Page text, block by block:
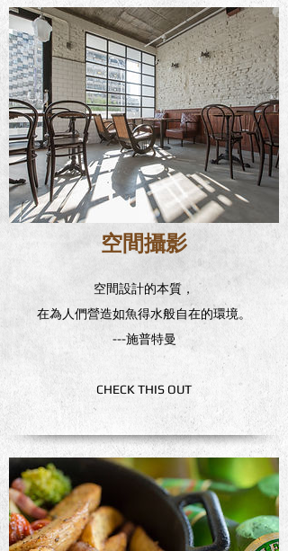
空間攝影
空間設計的本質，
在為人們營造如魚得水般自在的環境。
---施普特曼
CHECK THIS OUT